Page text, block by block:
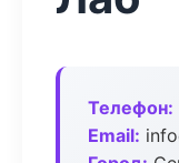
Телефон:
Email: